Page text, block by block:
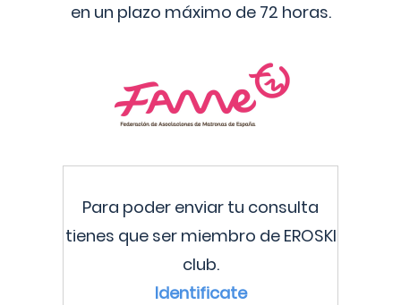
en un plazo máximo de 72 horas.
Para poder enviar tu consulta
tienes que ser miembro de EROSKI
club.
Identificate